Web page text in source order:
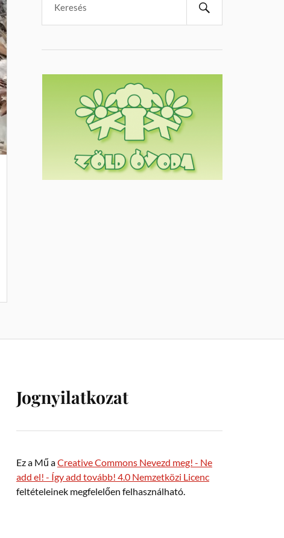
Jognyilatkozat
Ez a Mű aCreative Commons Nevezd meg! - Ne
add el! - Így add tovább! 4.0 Nemzetközi Licenc
feltételeinek megfelelően felhasználható.